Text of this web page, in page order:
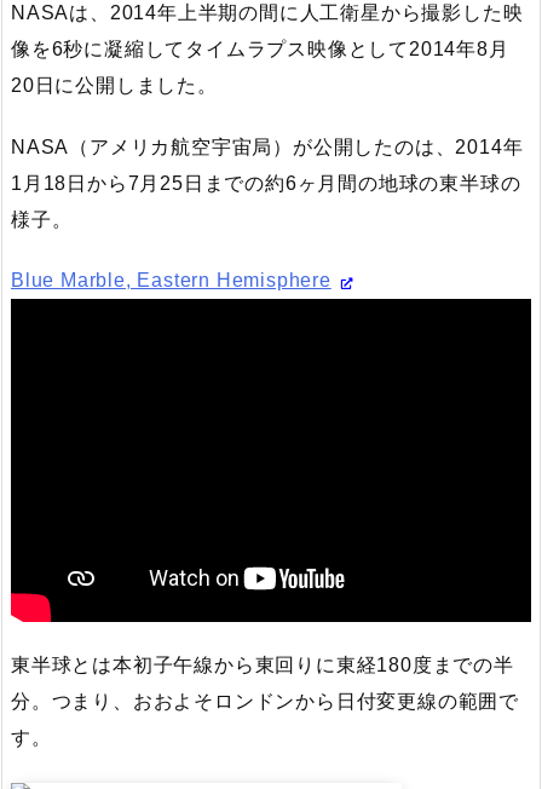
NASAは、2014年上半期の間に人工衛星から撮影した映
像を6秒に凝縮してタイムラプス映像として2014年8月
20日に公開しました。
NASA （アメリカ航空宇宙局）が公開したのは、2014年
1月18日から7月25日までの約6ヶ月間の地球の東半球の
様子。
Blue Marble, Eastern Hemisphere
東半球とは本初子午線から東回りに東経180度までの半
分。つまり、おおよそロンドンから日付変更線の範囲で
す。